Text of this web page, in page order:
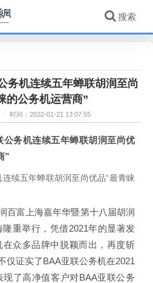
务机连续五年蝉联胡润至尚
的公务机运营商”
/ 时间：2022-01-21 13:07:55
务机连续五年蝉联胡润至尚优
”
续五年蝉联胡润至尚优品“最青睐
百富上海嘉年华暨第十八届胡润
重举行，凭借2021年的显著发
在众多品牌中脱颖而出，再度斩
仅证实了BAA亚联公务机在2021
了高净值客户对BAA亚联公务